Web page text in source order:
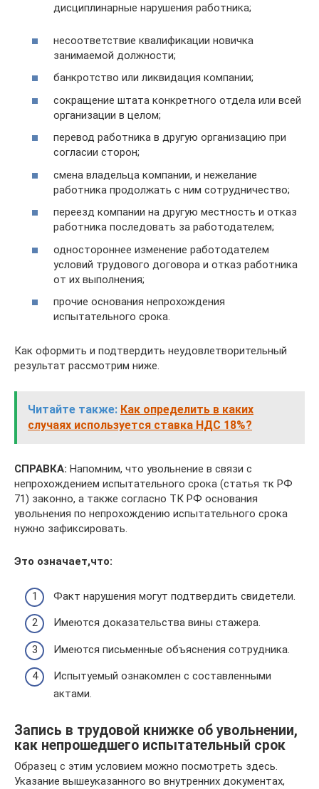
дисциплинарные нарушения работника;
несоответствие квалификации новичка
занимаемой должности;
банкротство или ликвидация компании;
сокращение штата конкретного отдела или всей
организации в целом;
перевод работника в другую организацию при
согласии сторон;
смена владельца компании, и нежелание
работника продолжать с ним сотрудничество;
переезд компании на другую местность и отказ
работника последовать за работодателем;
одностороннее изменение работодателем
условий трудового договора и отказ работника
от их выполнения;
прочие основания непрохождения
испытательного срока.
Как оформить и подтвердить неудовлетворительный
результат рассмотрим ниже.
Читайте также: Как определить в каких
случаях используется ставка НДС 18%?
СПРАВКА: Напомним, что увольнение в связи с
непрохождением испытательного срока (статья тк РФ
71) законно, а также согласно ТК РФ основания
увольнения по непрохождению испытательного срока
нужно зафиксировать.
Это означает,что:
Факт нарушения могут подтвердить свидетели.
Имеются доказательства вины стажера.
Имеются письменные объяснения сотрудника.
Испытуемый ознакомлен с составленными
актами.
Запись в трудовой книжке об увольнении,
как непрошедшего испытательный срок
Образец с этим условием можно посмотреть здесь.
Указание вышеуказанного во внутренних документах,